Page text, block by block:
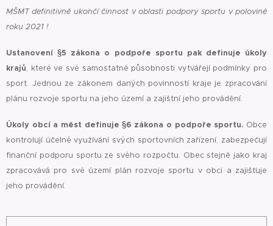
MŠMT definitivně ukončí činnost v oblasti podpory sportu v polovině
roku 2021 !
Ustanovení §5 zákona o podpoře sportu pak definuje úkoly
krajů, které ve své samostatné působnosti vytvářejí podmínky pro
sport. Jednou ze zákonem daných povinností kraje je zpracování
plánu rozvoje sportu na jeho území a zajištní jeho provádění.
Úkoly obcí a měst definuje §6 zákona o podpoře sportu. Obce
kontrolují účelné využívání svých sportovních zařízení, zabezpečují
finanční podporu sportu ze svého rozpočtu. Obec stejně jako kraj
zpracovává pro své území plán rozvoje sportu v obci a zajišťuje
jeho provádění.